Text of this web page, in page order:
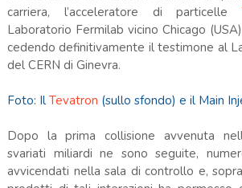
carriera, l’acceleratore di particelle
Laboratorio Fermilab vicino Chicago
cedendo definitivamente il testimone al
del CERN di Ginevra.
Foto: Il Tevatron (sullo sfondo) e il Main
Dopo la prima collisione avvenuta
svariati miliardi ne sono seguite,
avvicendati nella sala di controllo e,